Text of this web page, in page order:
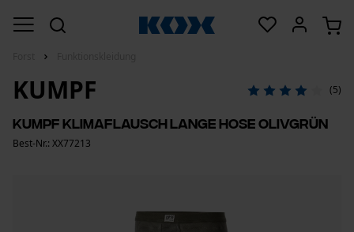
KUMPF (5)
Kumpf Klimaflausch Lange Hose Olivgrün
Best-Nr.: XX77213